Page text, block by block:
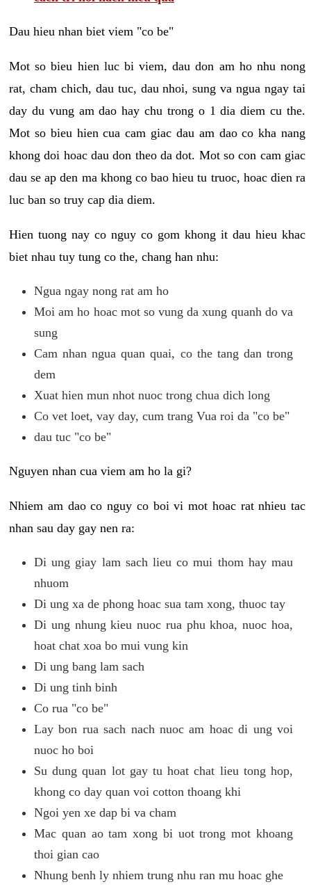
Dau hieu nhan biet viem "co be"
Mot so bieu hien luc bi viem, dau don am ho nhu nong
rat, cham chich, dau tuc, dau nhoi, sung va ngua ngay tai
day du vung am dao hay chu trong o 1 dia diem cu the.
Mot so bieu hien cua cam giac dau am dao co kha nang
khong doi hoac dau don theo da dot. Mot so con cam giac
dau se ap den ma khong co bao hieu tu truoc, hoac dien ra
luc ban so truy cap dia diem.
Hien tuong nay co nguy co gom khong it dau hieu khac
biet nhau tuy tung co the, chang han nhu:
Ngua ngay nong rat am ho
Moi am ho hoac mot so vung da xung quanh do va
sung
Cam nhan ngua quan quai, co the tang dan trong
dem
Xuat hien mun nhot nuoc trong chua dich long
Co vet loet, vay day, cum trang Vua roi da "co be"
dau tuc "co be"
Nguyen nhan cua viem am ho la gi?
Nhiem am dao co nguy co boi vi mot hoac rat nhieu tac
nhan sau day gay nen ra:
Di ung giay lam sach lieu co mui thom hay mau
nhuom
Di ung xa de phong hoac sua tam xong, thuoc tay
Di ung nhung kieu nuoc rua phu khoa, nuoc hoa,
hoat chat xoa bo mui vung kin
Di ung bang lam sach
Di ung tinh binh
Co rua "co be"
Lay bon rua sach nach nuoc am hoac di ung voi
nuoc ho boi
Su dung quan lot gay tu hoat chat lieu tong hop,
khong co day quan voi cotton thoang khi
Ngoi yen xe dap bi va cham
Mac quan ao tam xong bi uot trong mot khoang
thoi gian cao
Nhung benh ly nhiem trung nhu ran mu hoac ghe